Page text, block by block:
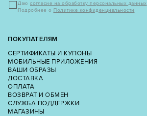
Даю согласие на обработку персональных данных
Подробнее о Политике конфиденциальности
ПОКУПАТЕЛЯМ
СЕРТИФИКАТЫ И КУПОНЫ
МОБИЛЬНЫЕ ПРИЛОЖЕНИЯ
ВАШИ ОБРАЗЫ
ДОСТАВКА
ОПЛАТА
ВОЗВРАТ И ОБМЕН
СЛУЖБА ПОДДЕРЖКИ
МАГАЗИНЫ